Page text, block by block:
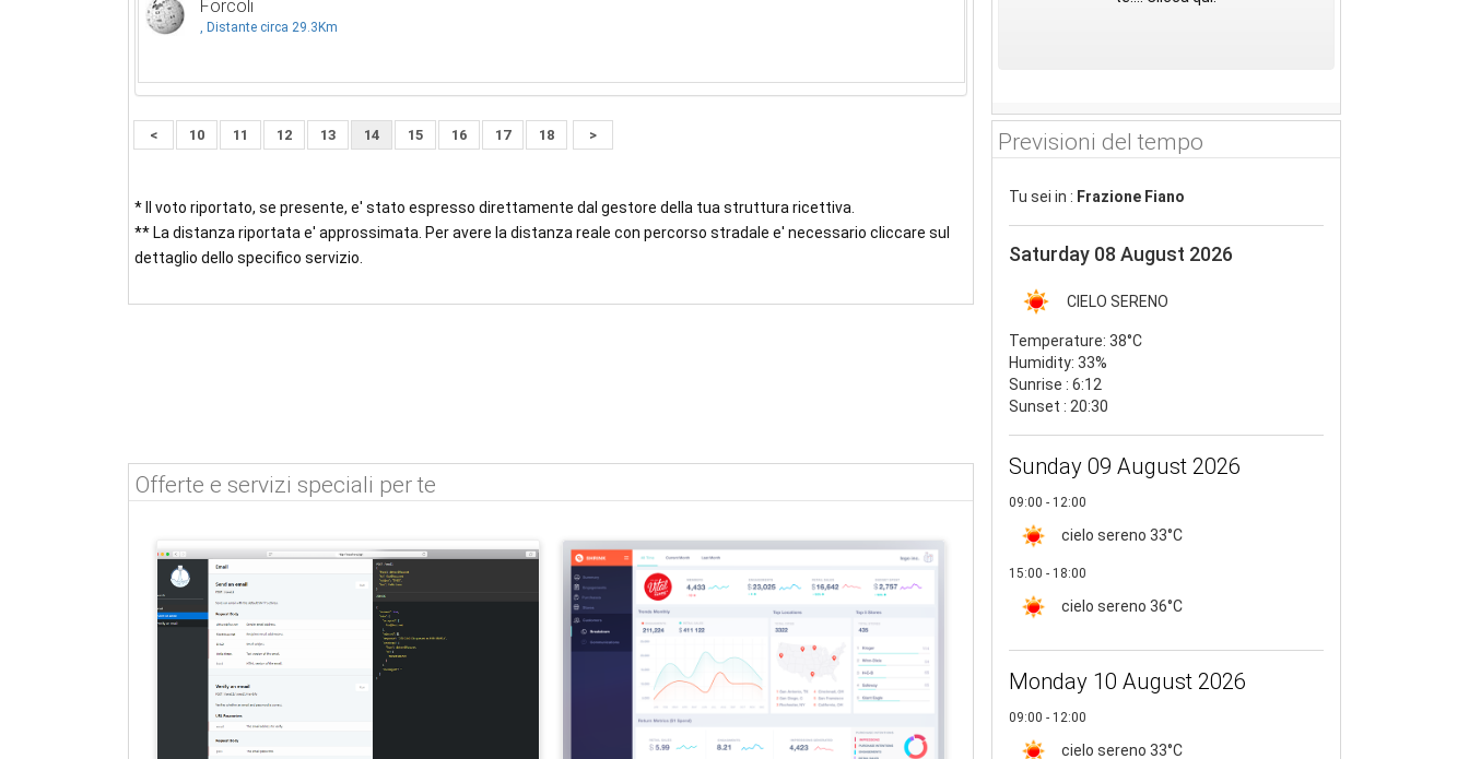
Forcoli
, Distante circa 29.3Km
< 10 11 12 13 14 15 16 17 18 >
* Il voto riportato, se presente, e' stato espresso direttamente dal gestore della tua struttura ricettiva.
** La distanza riportata e' approssimata. Per avere la distanza reale con percorso stradale e' necessario cliccare sul
dettaglio dello specifico servizio.
Offerte e servizi speciali per te
Previsioni del tempo
Tu sei in : Frazione Fiano
Saturday 08 August 2026
CIELO SERENO
Temperature: 38°C
Humidity: 33%
Sunrise : 6:12
Sunset : 20:30
Sunday 09 August 2026
09:00 - 12:00
cielo sereno 33°C
15:00 - 18:00
cielo sereno 36°C
Monday 10 August 2026
09:00 - 12:00
cielo sereno 33°C